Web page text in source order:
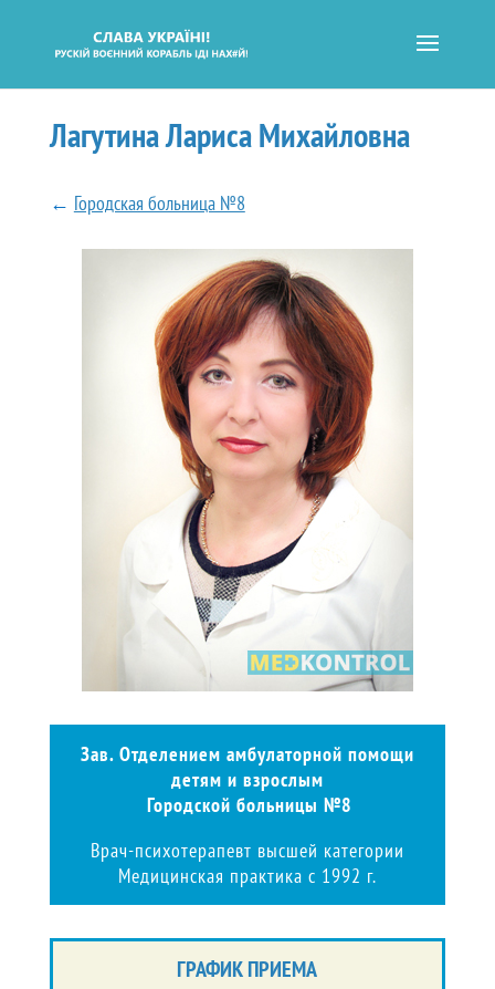
Лагутина Лариса Михайловна
← Городская больница №8
Зав. Отделением амбулаторной помощи
детям и взрослым
Городской больницы №8
Врач-психотерапевт высшей категории
Медицинская практика с 1992 г.
ГРАФИК ПРИЕМА